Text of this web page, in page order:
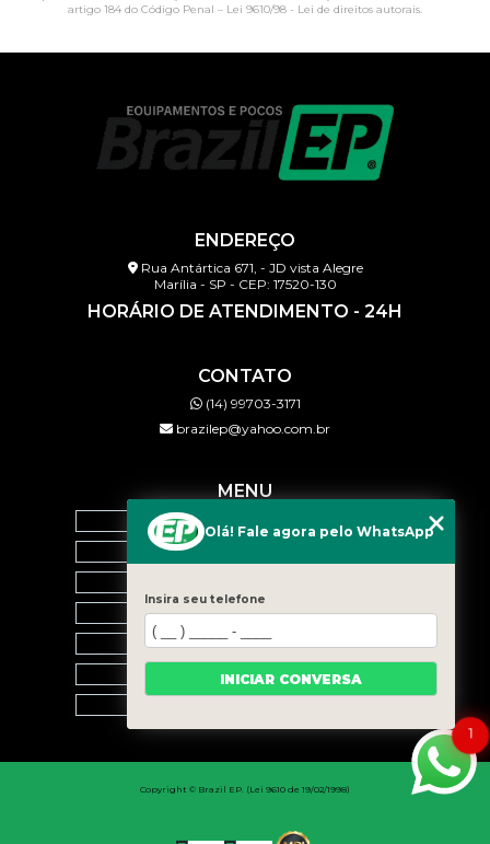
artigo 184 do Código Penal – Lei 9610/98 - Lei de direitos autorais.
ENDEREÇO
Rua Antártica 671, - JD vista Alegre
Marília - SP - CEP: 17520-130
HORÁRIO DE ATENDIMENTO - 24H
CONTATO
(14) 99703-3171
brazilep@yahoo.com.br
MENU
HOME
BLOG
CONTATO
CATEGORIAS
Copyright © Brazil EP. (Lei 9610 de 19/02/1998)
1
Olá! Fale agora pelo WhatsApp
Insira seu telefone
INICIAR CONVERSA